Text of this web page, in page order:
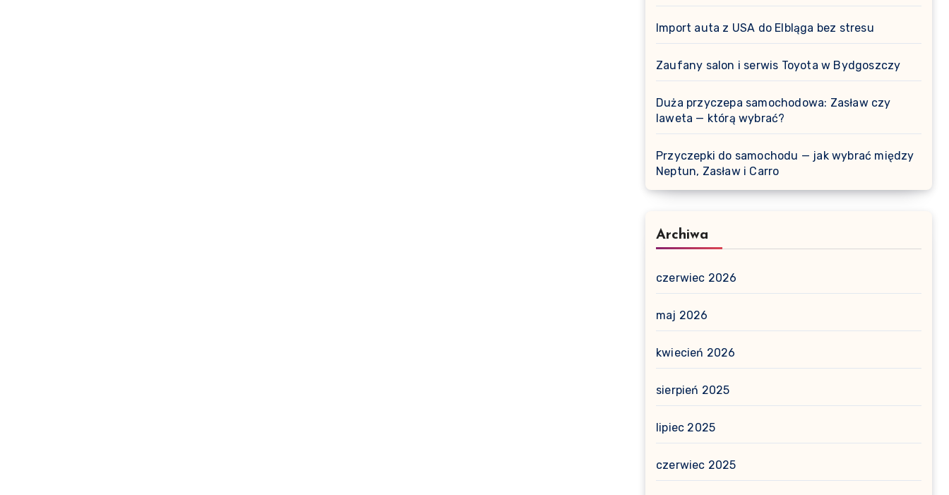
Import auta z USA do Elbląga bez stresu
Zaufany salon i serwis Toyota w Bydgoszczy
Duża przyczepa samochodowa: Zasław czy
laweta — którą wybrać?
Przyczepki do samochodu — jak wybrać między
Neptun, Zasław i Carro
Archiwa
czerwiec 2026
maj 2026
kwiecień 2026
sierpień 2025
lipiec 2025
czerwiec 2025